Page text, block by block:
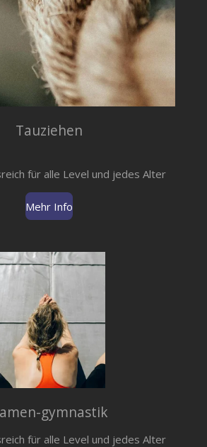
Tauziehen
für alle Level und jedes Alter
Mehr Info
gymnastik
für alle Level und jedes Alter